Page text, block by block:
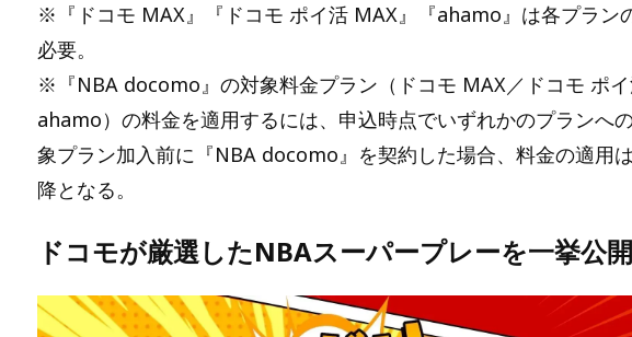
※『ドコモ MAX』『ドコモ ポイ活 MAX』『ahamo』は各プラン
必要。
※『NBA docomo』の対象料金プラン（ドコモ MAX／ドコモ ポ
ahamo）の料金を適用するには、申込時点でいずれかのプランへ
象プラン加入前に『NBA docomo』を契約した場合、料金の適用
降となる。
ドコモが厳選したNBAスーパープレーを一挙公開